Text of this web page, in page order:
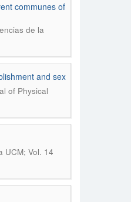
communes of
de la
and sex
of Physical
UCM; Vol. 14